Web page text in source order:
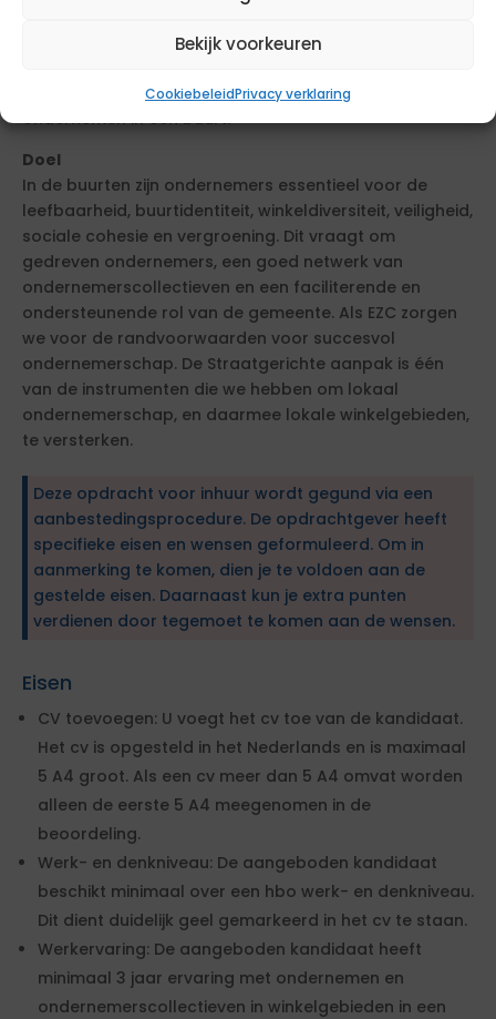
Bekijk voorkeuren
CookiebeleidPrivacy verklaring
van succesvol ondernemen in en voor de buurt, stad,
betreft samenwerking met ondernemers die
ondernemen in een buurt.
Doel
In de buurten zijn ondernemers essentieel voor de
leefbaarheid, buurtidentiteit, winkeldiversiteit, veiligheid,
sociale cohesie en vergroening. Dit vraagt om
gedreven ondernemers, een goed netwerk van
ondernemerscollectieven en een faciliterende en
ondersteunende rol van de gemeente. Als EZC zorgen
we voor de randvoorwaarden voor succesvol
ondernemerschap. De Straatgerichte aanpak is één
van de instrumenten die we hebben om lokaal
ondernemerschap, en daarmee lokale winkelgebieden,
te versterken.
Deze opdracht voor inhuur wordt gegund via een
aanbestedingsprocedure. De opdrachtgever heeft
specifieke eisen en wensen geformuleerd. Om in
aanmerking te komen, dien je te voldoen aan de
gestelde eisen. Daarnaast kun je extra punten
verdienen door tegemoet te komen aan de wensen.
Eisen
CV toevoegen: U voegt het cv toe van de kandidaat.
Het cv is opgesteld in het Nederlands en is maximaal
5 A4 groot. Als een cv meer dan 5 A4 omvat worden
alleen de eerste 5 A4 meegenomen in de
beoordeling.
Werk- en denkniveau: De aangeboden kandidaat
beschikt minimaal over een hbo werk- en denkniveau.
Dit dient duidelijk geel gemarkeerd in het cv te staan.
Werkervaring: De aangeboden kandidaat heeft
minimaal 3 jaar ervaring met ondernemen en
ondernemerscollectieven in winkelgebieden in een